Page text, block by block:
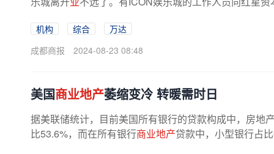
机构 综合
万达
成都商报
2024-08-23 08:48
美国商业地产萎缩变冷 转暖需时日
据美联储统计，目前美国所有银行的贷款构成中，房地
比53.6%，而在所有银行商业地产贷款中，小型银行占